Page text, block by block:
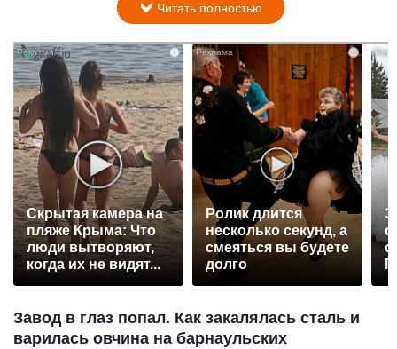
Читать полностью
i
Скрытая камера на
пляже Крыма: Что
люди вытворяют,
когда их не видят...
i
Ролик длится
несколько секунд, а
смеяться вы будете
долго
Завод в глаз попал. Как закалялась сталь и
варилась овчина на барнаульских